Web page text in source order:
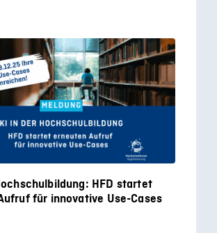
HFD startet
für innovative Use-Cases